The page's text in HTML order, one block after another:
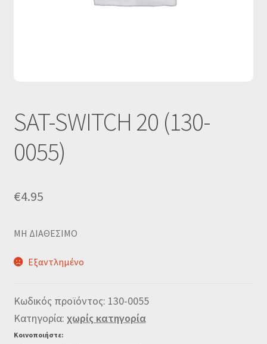
SAT-SWITCH 20 (130-
0055)
€4.95
MΗ ΔΙΑΘΕΣΙΜΟ
Εξαντλημένο
Κωδικός προϊόντος: 130-0055
Κατηγορία: χωρίς κατηγορία
Κοινοποιήστε: